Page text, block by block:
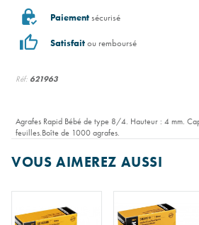
Réf: 621963
Agrafes Rapid Bébé de type 8/4. Hauteur : 4 mm.
feuilles.Boîte de 1000 agrafes.
Paiementsécurisé
Satisfaitou remboursé
VOUS AIMEREZ AUSSI